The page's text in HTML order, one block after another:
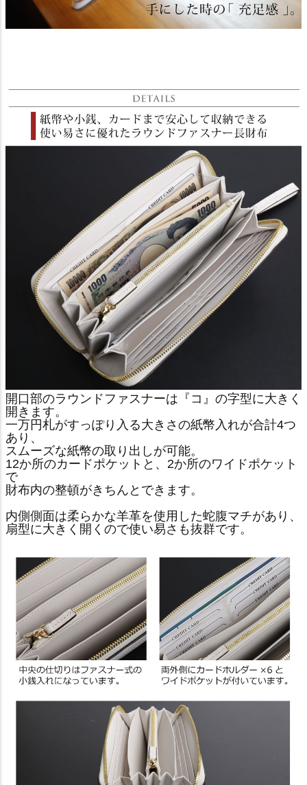
開口部のラウンドファスナーは『コ』の字型に大きく
開きます。
一万円札がすっぽり入る大きさの紙幣入れが合計4つ
あり、
スムーズな紙幣の取り出しが可能。
12か所のカードポケットと、2か所のワイドポケット
で
財布内の整頓がきちんとできます。
内側側面は柔らかな羊革を使用した蛇腹マチがあり、
扇型に大きく開くので使い易さも抜群です。